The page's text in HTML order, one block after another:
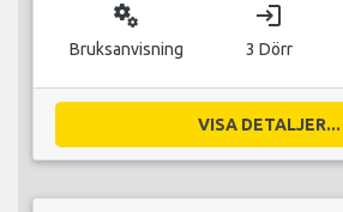
miscellaneous_services
Bruksanvisning
login
3 Dörr
VISA DETALJER...